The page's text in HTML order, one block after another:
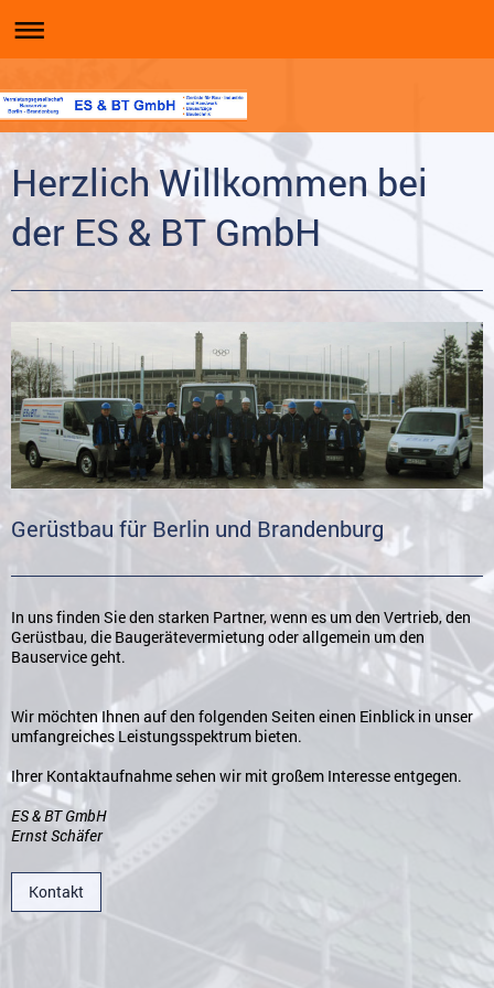
Herzlich Willkommen bei
der ES & BT GmbH
Gerüstbau für Berlin und Brandenburg
In uns finden Sie den starken Partner, wenn es um den Vertrieb, den
Gerüstbau, die Baugerätevermietung oder allgemein um den
Bauservice geht.
Wir möchten Ihnen auf den folgenden Seiten einen Einblick in unser
umfangreiches Leistungsspektrum bieten.
Ihrer Kontaktaufnahme sehen wir mit großem Interesse entgegen.
ES & BT GmbH
Ernst Schäfer
Kontakt